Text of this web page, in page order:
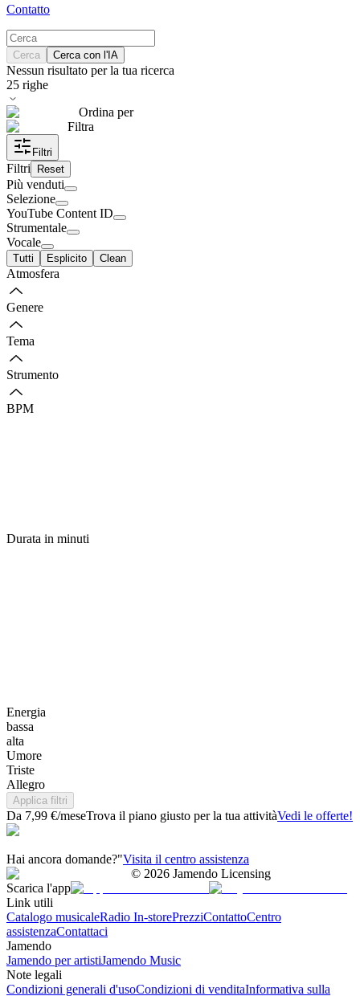
Contatto
Cerca Cerca con l'IA
Nessun risultato per la tua ricerca
25 righe
Ordina per
Filtra
Filtri
Filtri Reset
Più venduti
Selezione
YouTube Content ID
Strumentale
Vocale
Tutti Esplicito Clean
Atmosfera
Genere
Tema
Strumento
BPM
Durata in minuti
Energia
bassa
alta
Umore
Triste
Allegro
Applica filtri
Da 7,99 €/meseTrova il piano giusto per la tua attivitàVedi le offerte!
Hai ancora domande?"Visita il centro assistenza
© 2026 Jamendo Licensing
Scarica l'app
Link utili
Catalogo musicaleRadio In-storePrezziContattoCentro
assistenzaContattaci
Jamendo
Jamendo per artistiJamendo Music
Note legali
Condizioni generali d'usoCondizioni di venditaInformativa sulla